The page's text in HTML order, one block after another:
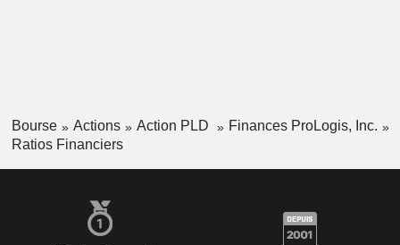
Bourse Actions Action PLD
Finances ProLogis, Inc.
Ratios Financiers